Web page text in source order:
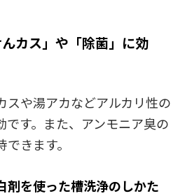
カス」や「除菌」に効
スや湯アカなどアルカリ性の
です。また、アンモニア臭の
きます。
剤を使った槽洗浄のしかた